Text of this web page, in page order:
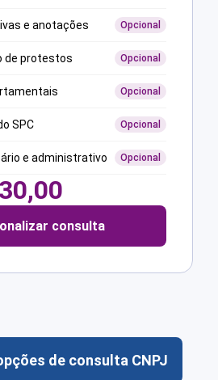
e anotações Opcional
de protestos Opcional
Opcional
SPC Opcional
e administrativo Opcional
30,00
consulta
de consulta CNPJ